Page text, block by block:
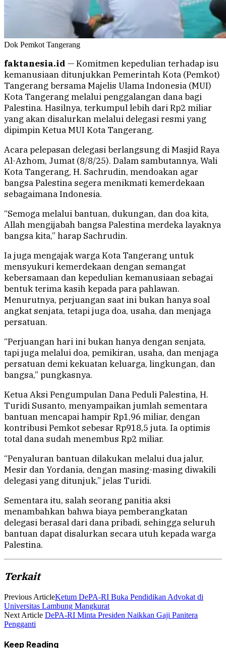
Dok Pemkot Tangerang
faktanesia.id — Komitmen kepedulian terhadap isu
kemanusiaan ditunjukkan Pemerintah Kota (Pemkot)
Tangerang bersama Majelis Ulama Indonesia (MUI)
Kota Tangerang melalui penggalangan dana bagi
Palestina. Hasilnya, terkumpul lebih dari Rp2 miliar
yang akan disalurkan melalui delegasi resmi yang
dipimpin Ketua MUI Kota Tangerang.
Acara pelepasan delegasi berlangsung di Masjid Raya
Al-Azhom, Jumat (8/8/25). Dalam sambutannya, Wali
Kota Tangerang, H. Sachrudin, mendoakan agar
bangsa Palestina segera menikmati kemerdekaan
sebagaimana Indonesia.
“Semoga melalui bantuan, dukungan, dan doa kita,
Allah mengijabah bangsa Palestina merdeka layaknya
bangsa kita,” harap Sachrudin.
Ia juga mengajak warga Kota Tangerang untuk
mensyukuri kemerdekaan dengan semangat
kebersamaan dan kepedulian kemanusiaan sebagai
bentuk terima kasih kepada para pahlawan.
Menurutnya, perjuangan saat ini bukan hanya soal
angkat senjata, tetapi juga doa, usaha, dan menjaga
persatuan.
“Perjuangan hari ini bukan hanya dengan senjata,
tapi juga melalui doa, pemikiran, usaha, dan menjaga
persatuan demi kekuatan keluarga, lingkungan, dan
bangsa,” pungkasnya.
Ketua Aksi Pengumpulan Dana Peduli Palestina, H.
Turidi Susanto, menyampaikan jumlah sementara
bantuan mencapai hampir Rp1,96 miliar, dengan
kontribusi Pemkot sebesar Rp918,5 juta. Ia optimis
total dana sudah menembus Rp2 miliar.
“Penyaluran bantuan dilakukan melalui dua jalur,
Mesir dan Yordania, dengan masing-masing diwakili
delegasi yang ditunjuk,” jelas Turidi.
Sementara itu, salah seorang panitia aksi
menambahkan bahwa biaya pemberangkatan
delegasi berasal dari dana pribadi, sehingga seluruh
bantuan dapat disalurkan secara utuh kepada warga
Palestina.
Terkait
Previous ArticleKetum DePA-RI Buka Pendidikan Advokat di
Universitas Lambung Mangkurat
Next Article DePA-RI Minta Presiden Naikkan Gaji Panitera
Pengganti
Keep Reading